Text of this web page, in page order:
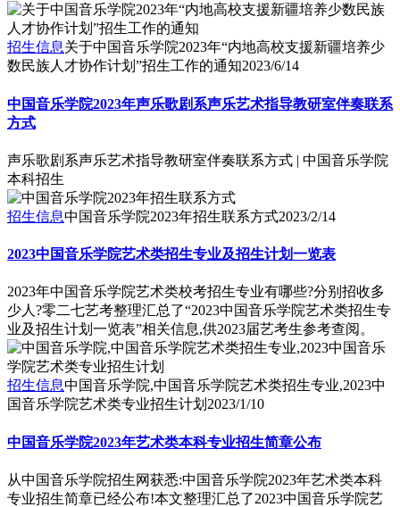
招生信息关于中国音乐学院2023年“内地高校支援新疆培养少
数民族人才协作计划”招生工作的通知2023/6/14
中国音乐学院2023年声乐歌剧系声乐艺术指导教研室伴奏联系
方式
声乐歌剧系声乐艺术指导教研室伴奏联系方式 | 中国音乐学院
本科招生
招生信息中国音乐学院2023年招生联系方式2023/2/14
2023中国音乐学院艺术类招生专业及招生计划一览表
2023年中国音乐学院艺术类校考招生专业有哪些?分别招收多
少人?零二七艺考整理汇总了“2023中国音乐学院艺术类招生专
业及招生计划一览表”相关信息,供2023届艺考生参考查阅。
招生信息中国音乐学院,中国音乐学院艺术类招生专业,2023中
国音乐学院艺术类专业招生计划 2023/1/10
中国音乐学院2023年艺术类本科专业招生简章公布
从中国音乐学院招生网获悉:中国音乐学院2023年艺术类本科
专业招生简章已经公布!本文整理汇总了2023中国音乐学院艺